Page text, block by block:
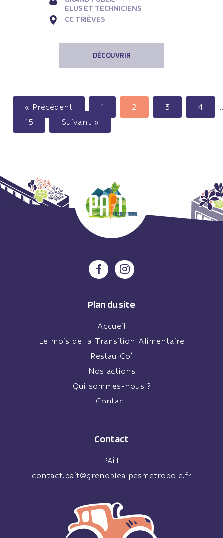
ELUS ET TECHNICIENS
CC TRIÈVES
DÉCOUVRIR
« Précédent 1 2 3 4
15
Suivant »
Plan du site
Accueil
Le mois de la Transition Alimentaire
Restau Co’
Nos actions
Qui sommes-nous ?
Contact
Contact
PAiT
contact.pait@grenoblealpesmetropole.fr